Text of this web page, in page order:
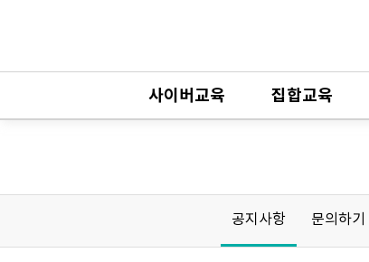
사이버교육 집합교육
공지사항 문의하기